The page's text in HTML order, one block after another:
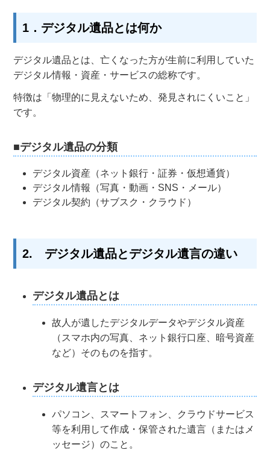
1．デジタル遺品とは何か
デジタル遺品とは、亡くなった方が生前に利用していた
デジタル情報・資産・サービスの総称です。
特徴は「物理的に見えないため、発見されにくいこと」
です。
■デジタル遺品の分類
デジタル資産（ネット銀行・証券・仮想通貨）
デジタル情報（写真・動画・SNS・メール）
デジタル契約（サブスク・クラウド）
2. デジタル遺品とデジタル遺言の違い
デジタル遺品とは
故人が遺したデジタルデータやデジタル資産
（スマホ内の写真、ネット銀行口座、暗号資産
など）そのものを指す。
デジタル遺言とは
パソコン、スマートフォン、クラウドサービス
等を利用して作成・保管された遺言（またはメ
ッセージ）のこと。